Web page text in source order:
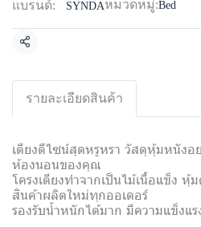
แบรนด์: SYNDAหมวดหมู่:Bed
แชร์
รายละเอียดสินค้า
เตียงดีไซน์สุดหรูหรา วัสดุหุ้มหนัง
ห้องนอนของคุณ
โครงเตียงทำจากเป็นไม้เนื้อแข็ง หุ้
สินค้าผลิตใหม่ทุกออเดอร์
รองรับน้ำหนักได้มาก มีความแข็งแ